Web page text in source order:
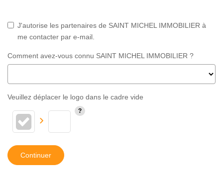
J'autorise les partenaires de SAINT MICHEL IMMOBILIER à
me contacter par e-mail.
Comment avez-vous connu SAINT MICHEL IMMOBILIER ?
Veuillez déplacer le logo dans le cadre vide
Continuer